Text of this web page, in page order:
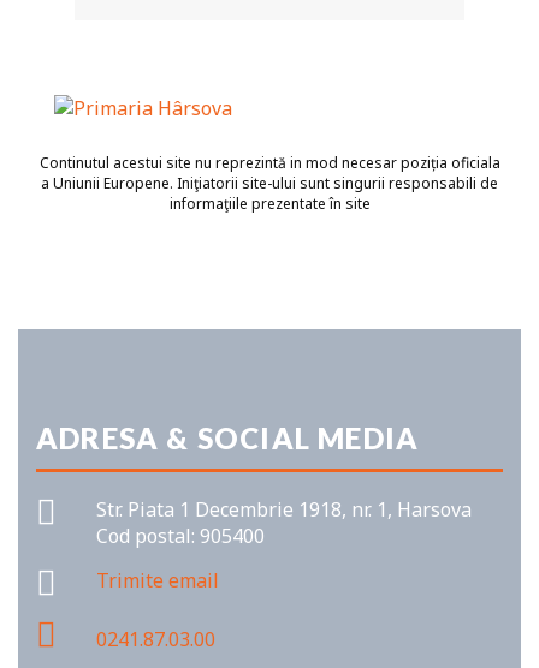
Continutul acestui site nu reprezintă in mod necesar poziția oficiala
a Uniunii Europene. Iniţiatorii site-ului sunt singurii responsabili de
informaţiile prezentate în site
ADRESA & SOCIAL MEDIA
Str. Piata 1 Decembrie 1918, nr. 1, Harsova
Cod postal: 905400
Trimite email
0241.87.03.00